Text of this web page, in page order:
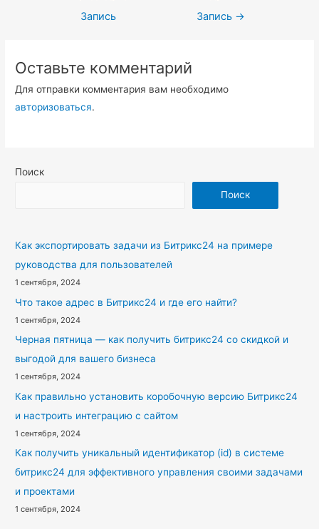
Запись
Запись →
Оставьте комментарий
Для отправки комментария вам необходимо
авторизоваться.
Поиск
Поиск
Как экспортировать задачи из Битрикс24 на примере
руководства для пользователей
1 сентября, 2024
Что такое адрес в Битрикс24 и где его найти?
1 сентября, 2024
Черная пятница — как получить битрикс24 со скидкой и
выгодой для вашего бизнеса
1 сентября, 2024
Как правильно установить коробочную версию Битрикс24
и настроить интеграцию с сайтом
1 сентября, 2024
Как получить уникальный идентификатор (id) в системе
битрикс24 для эффективного управления своими задачами
и проектами
1 сентября, 2024